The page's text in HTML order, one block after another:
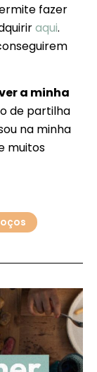
fazer
aqui.
a minha
de partilha
na minha
muitos